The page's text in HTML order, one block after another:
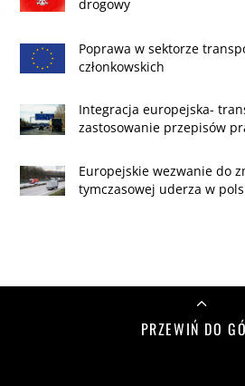
drogowy
Poprawa w sektorze
członkowskich
Integracja europejska-
zastosowanie przepisów
Europejskie wezwanie do
tymczasowej uderza w
PRZEWIŃ DO